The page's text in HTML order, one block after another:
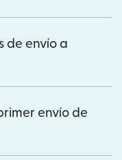
de envío a
envío de